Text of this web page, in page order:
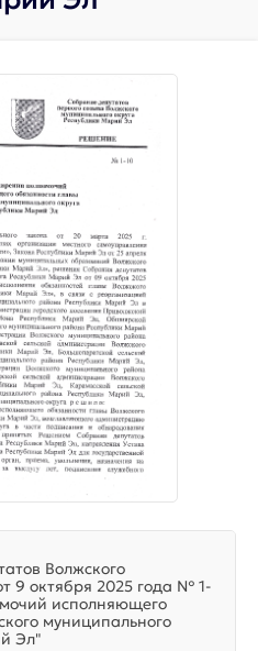
Волжского
9 октября 2025 года № 1-
исполняющего
муниципального
Эл"